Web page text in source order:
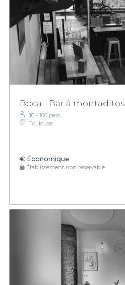
Boca - Bar à montaditos
10 - 100 pers.
Toulouse
€ Économique
Établissement non réservable